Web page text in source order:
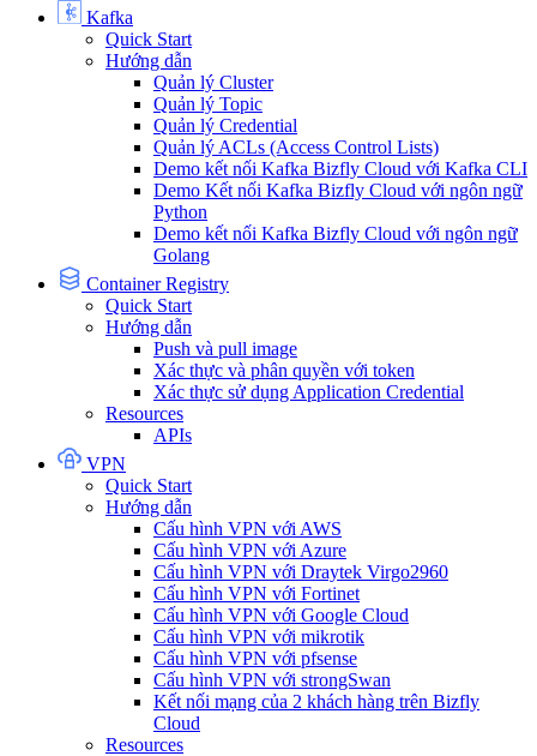
Kafka
Quick Start
Hướng dẫn
Quản lý Cluster
Quản lý Topic
Quản lý Credential
Quản lý ACLs (Access Control Lists)
Demo kết nối Kafka Bizfly Cloud với Kafka CLI
Demo Kết nối Kafka Bizfly Cloud với ngôn ngữ
Python
Demo kết nối Kafka Bizfly Cloud với ngôn ngữ
Golang
Container Registry
Quick Start
Hướng dẫn
Push và pull image
Xác thực và phân quyền với token
Xác thực sử dụng Application Credential
Resources
APIs
VPN
Quick Start
Hướng dẫn
Cấu hình VPN với AWS
Cấu hình VPN với Azure
Cấu hình VPN với Draytek Virgo2960
Cấu hình VPN với Fortinet
Cấu hình VPN với Google Cloud
Cấu hình VPN với mikrotik
Cấu hình VPN với pfsense
Cấu hình VPN với strongSwan
Kết nối mạng của 2 khách hàng trên Bizfly
Cloud
Resources